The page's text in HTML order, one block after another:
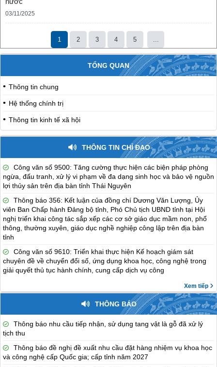
03/11/2025
1 2 3 4 5 ...
TỔNG QUAN
Thông tin chung
Hệ thống chính trị
Thông tin kinh tế xã hội
THÔNG TIN CHỈ ĐẠO
Công văn số 9500: Tăng cường thực hiện các biện pháp phòng
ngừa, đấu tranh, xử lý vi phạm về đa dạng sinh học và bảo vệ nguồn
lợi thủy sản trên địa bàn tỉnh Thái Nguyên
Thông báo 356: Kết luận của đồng chí Dương Văn Lượng, Ủy
viên Ban Chấp hành Đảng bộ tỉnh, Phó Chủ tịch UBND tỉnh tại Hội
nghị triển khai công tác sắp xếp các cơ sở giáo dục mầm non, phổ
thông, thường xuyên, giáo dục nghề nghiệp công lập trên địa bàn
tỉnh
Công văn số 9610: Triển khai thực hiện Kế hoạch giám sát
chuyên đề về chuyển đổi số, ứng dụng khoa học, công nghệ trong
giải quyết thủ tục hành chính, cung cấp dịch vụ công
Xem tiếp
THÔNG BÁO
Thông báo nhu cầu tiếp nhận, sử dụng tang vật là gỗ đã xử lý
tịch thu
Thông báo đề nghị đề xuất nhu cầu đặt hàng nhiệm vụ khoa học
và công nghệ cấp Quốc gia; cấp tỉnh năm 2027